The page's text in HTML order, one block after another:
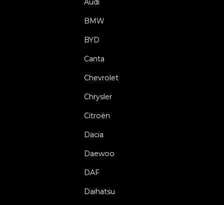
Audi
BMW
BYD
Canta
Chevrolet
Chrysler
Citroën
Dacia
Daewoo
DAF
Daihatsu